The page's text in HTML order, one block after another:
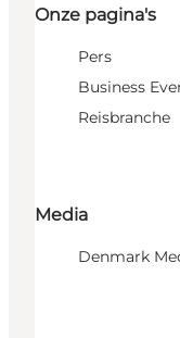
Onze pagina's
Pers
Business
Reisbranche
Media
Denmark